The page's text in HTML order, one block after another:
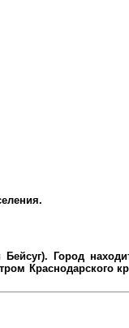
Город
Краснодарского